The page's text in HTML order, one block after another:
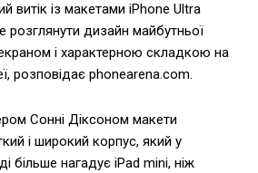
витік із макетами iPhone Ultra
розглянути дизайн майбутньої
і характерною складкою на
розповідає phonearena.com.
Сонні Діксоном макети
і широкий корпус, який у
більше нагадує iPad mini, ніж